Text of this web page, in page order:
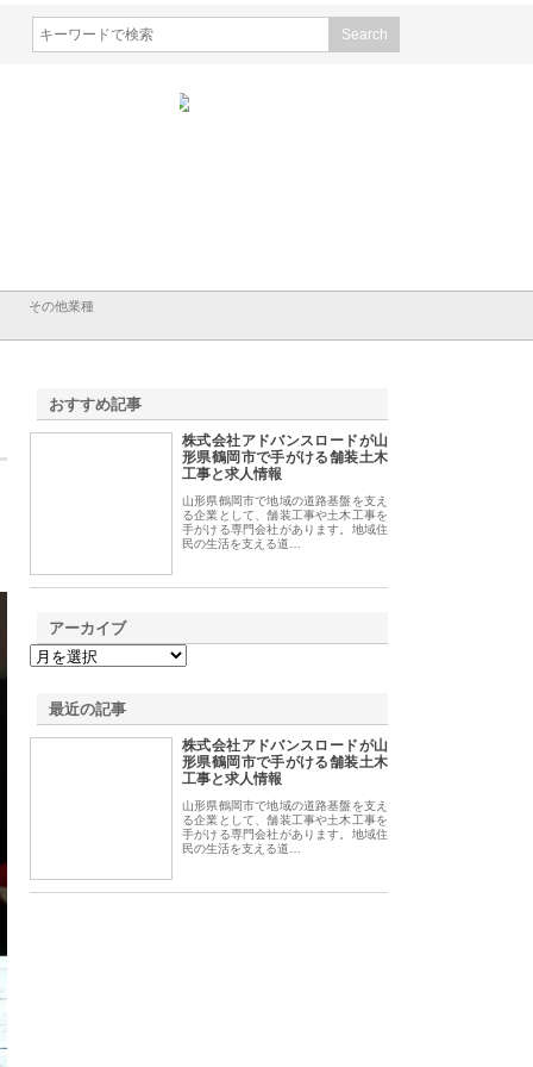
その他業種
おすすめ記事
株式会社アドバンスロードが山
形県鶴岡市で手がける舗装土木
工事と求人情報
山形県鶴岡市で地域の道路基盤を支え
る企業として、舗装工事や土木工事を
手がける専門会社があります。地域住
民の生活を支える道…
アーカイブ
最近の記事
株式会社アドバンスロードが山
形県鶴岡市で手がける舗装土木
工事と求人情報
山形県鶴岡市で地域の道路基盤を支え
る企業として、舗装工事や土木工事を
手がける専門会社があります。地域住
民の生活を支える道…